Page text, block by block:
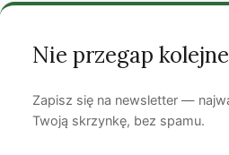
Bez
rozmawia
Nie przegap
Zapisz się na newsletter —
Twoją skrzynkę, bez spamu.